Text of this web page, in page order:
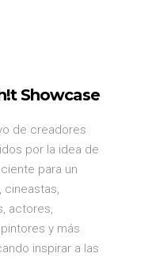
Showcase
de creadores
por la idea de
para un
cineastas,
actores,
y más
inspirar a las